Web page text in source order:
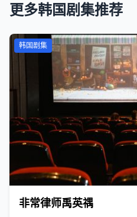
更多韩国剧集推荐
韩国剧集
非常律师禹英禑